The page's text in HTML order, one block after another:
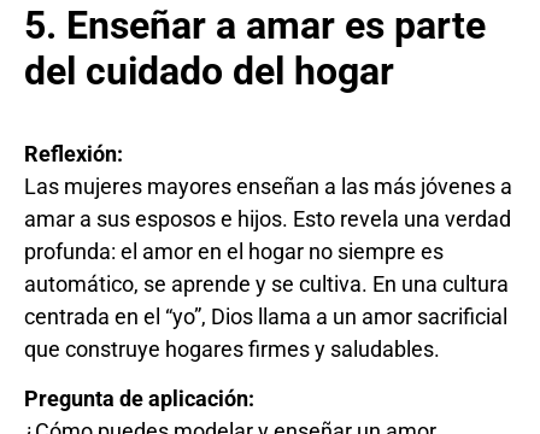
5. Enseñar a amar es parte
del cuidado del hogar
Reflexión:
Las mujeres mayores enseñan a las más jóvenes a
amar a sus esposos e hijos. Esto revela una verdad
profunda: el amor en el hogar no siempre es
automático, se aprende y se cultiva. En una cultura
centrada en el “yo”, Dios llama a un amor sacrificial
que construye hogares firmes y saludables.
Pregunta de aplicación: